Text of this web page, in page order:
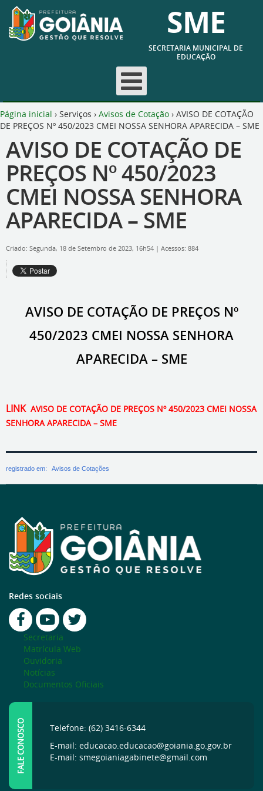
SME
SECRETARIA MUNICIPAL DE
EDUCAÇÃO
Página inicial › Serviços › Avisos de Cotação › AVISO DE COTAÇÃO
DE PREÇOS Nº 450/2023 CMEI NOSSA SENHORA APARECIDA – SME
AVISO DE COTAÇÃO DE
PREÇOS Nº 450/2023
CMEI NOSSA SENHORA
APARECIDA – SME
Criado: Segunda, 18 de Setembro de 2023, 16h54 | Acessos: 884
AVISO DE COTAÇÃO DE PREÇOS Nº
450/2023 CMEI NOSSA SENHORA
APARECIDA – SME
LINK AVISO DE COTAÇÃO DE PREÇOS Nº 450/2023 CMEI NOSSA
SENHORA APARECIDA – SME
registrado em: Avisos de Cotações
Redes sociais
Secretaria
Matrícula Web
Ouvidoria
Notícias
Documentos Oficiais
FALE CONOSCO
Telefone: (62) 3416-6344
E-mail: educacao.educacao@goiania.go.gov.br
E-mail: smegoianiagabinete@gmail.com